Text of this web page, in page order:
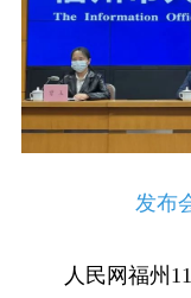
发布
人民网福州